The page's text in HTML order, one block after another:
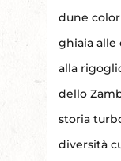
dune
ghiaia alle
alla
dello
storia
diversità